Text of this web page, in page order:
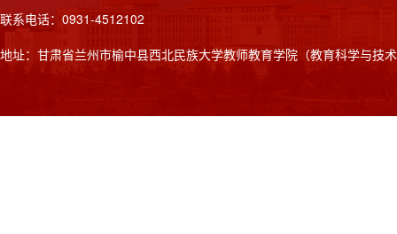
联系电话：0931-4512102
地址：甘肃省兰州市榆中县西北民族大学教师教育学院（教育科学与